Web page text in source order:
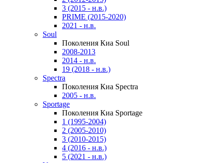
3 (2015 - н.в.)
PRIME (2015-2020)
2021 - н.в.
Soul
Поколения Киа Soul
2008-2013
2014 - н.в.
19 (2018 - н.в.)
Spectra
Поколения Киа Spectra
2005 - н.в.
Sportage
Поколения Киа Sportage
1 (1995-2004)
2 (2005-2010)
3 (2010-2015)
4 (2016 - н.в.)
5 (2021 - н.в.)